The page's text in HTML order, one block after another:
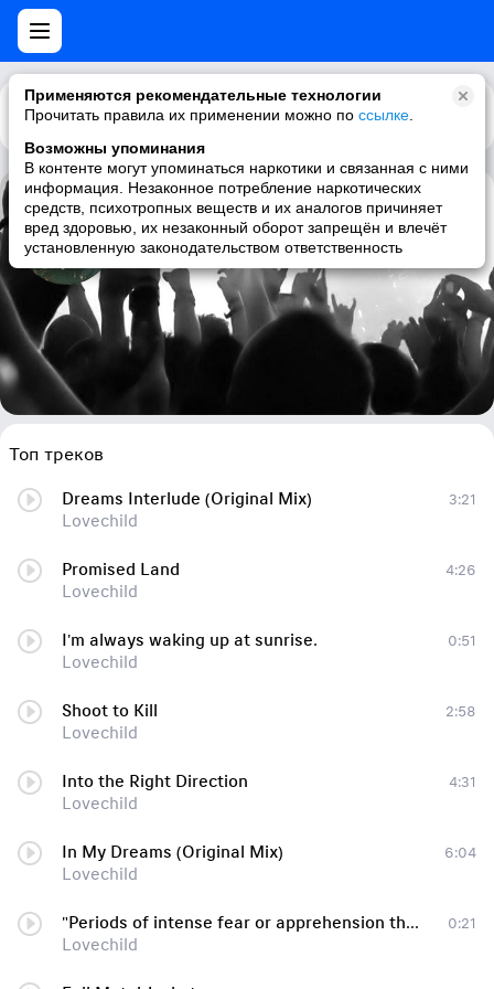
Применяются рекомендательные технологии
Прочитать правила их применении можно по ссылке
Возможны упоминания
В контенте могут упоминаться наркотики и связанная с ними
информация. Незаконное потребление наркотических
средств, психотропных веществ и их аналогов причиняет
вред здоровью, их незаконный оборот запрещён и влечёт
установленную законодательством ответственность
Каталог Рекомендации
Lovechild
hardcore, hardcore punk, punk, trance
Топ треков
Dreams Interlude (Original Mix)
Lovechild
3:21
Promised Land
Lovechild
4:26
I'm always waking up at sunrise.
Lovechild
0:51
Shoot to Kill
Lovechild
2:58
Into the Right Direction
Lovechild
4:31
In My Dreams (Original Mix)
Lovechild
6:04
"Periods of intense fear or apprehension that are of sudden onset,"
Lovechild
0:21